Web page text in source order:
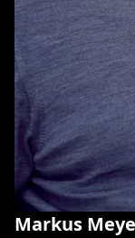
Markus